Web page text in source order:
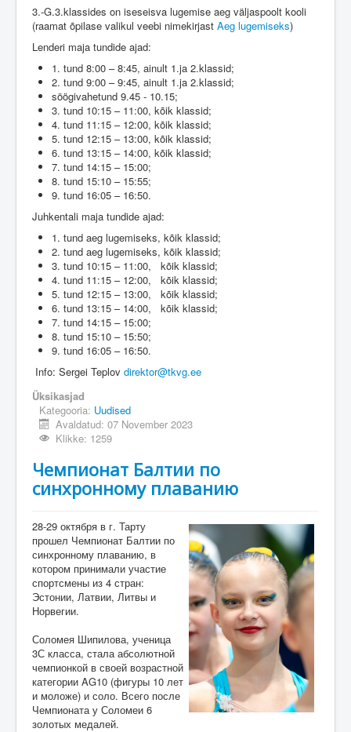
3.-G.3.klassides on iseseisva lugemise aeg väljaspoolt kooli
(raamat õpilase valikul veebi nimekirjast Aeg lugemiseks)
Lenderi maja tundide ajad:
1. tund 8:00 – 8:45, ainult 1.ja 2.klassid;
2. tund 9:00 – 9:45, ainult 1.ja 2.klassid;
söögivahetund 9.45 - 10.15;
3. tund 10:15 – 11:00, kõik klassid;
4. tund 11:15 – 12:00, kõik klassid;
5. tund 12:15 – 13:00, kõik klassid;
6. tund 13:15 – 14:00, kõik klassid;
7. tund 14:15 – 15:00;
8. tund 15:10 – 15:55;
9. tund 16:05 – 16:50.
Juhkentali maja tundide ajad:
1. tund aeg lugemiseks, kõik klassid;
2. tund aeg lugemiseks, kõik klassid;
3. tund 10:15 – 11:00, kõik klassid;
4. tund 11:15 – 12:00, kõik klassid;
5. tund 12:15 – 13:00, kõik klassid;
6. tund 13:15 – 14:00, kõik klassid;
7. tund 14:15 – 15:00;
8. tund 15:10 – 15:50;
9. tund 16:05 – 16:50.
Info: Sergei Teplov direktor@tkvg.ee
Üksikasjad
Kategooria: Uudised
Avaldatud: 07 November 2023
Klikke: 1259
Чемпионат Балтии по
синхронному плаванию
28-29 октября в г. Тарту
прошел Чемпионат Балтии по
синхронному плаванию, в
котором принимали участие
спортсмены из 4 стран:
Эстонии, Латвии, Литвы и
Норвегии.
Соломея Шипилова, ученица
3С класса, стала абсолютной
чемпионкой в своей возрастной
категории AG10 (фигуры 10 лет
и моложе) и соло. Всего после
Чемпионата у Соломеи 6
золотых медалей.